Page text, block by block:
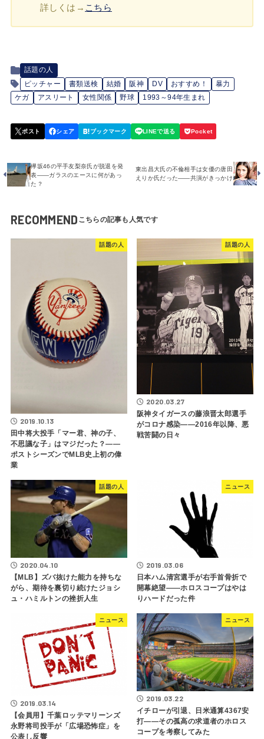
詳しくは→ こちら
話題の人
ピッチャー
書類送検 結婚 阪神 DV おすすめ！
暴力
ケガ
アスリート 女性関係 野球 1993～94年生まれ
欅坂46の平手友梨奈氏が脱退を発
表――ガラスのエースに何があっ
た？
東出昌大氏の不倫相手は女優の唐田
えりか氏だった――共演がきっかけ
RECOMMEND
話題の人
2019.10.13
田中将大投手「マー君、神の子、
不思議な子」はマジだった？――
ポストシーズンでMLB史上初の偉
業
話題の人
2020.03.27
阪神タイガースの藤浪晋太郎選手
がコロナ感染――2016年以降、悪
戦苦闘の日々
話題の人
2020.04.10
【MLB】ズバ抜けた能力を持ちな
がら、期待を裏切り続けたジョシ
ュ・ハミルトンの挫折人生
ニュース
2019.03.06
日本ハム清宮選手が右手首骨折で
開幕絶望――ホロスコープはやは
りハードだった件
ニュース
2019.03.14
【会員用】千葉ロッテマリーンズ
永野将司投手が「広場恐怖症」を
公表し反響
ニュース
2019.03.22
イチローが引退、日米通算4367安
打――その孤高の求道者のホロス
コープを考察してみた